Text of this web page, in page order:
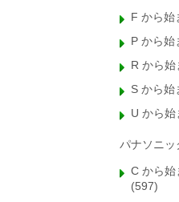
F から始
P から始
R から
S から始
U から
パナソニッ
C から始
(597)